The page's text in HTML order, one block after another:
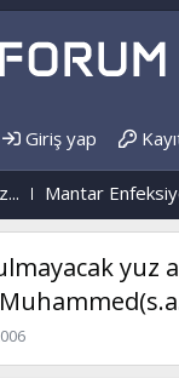
Giriş yap
Mantar
yuz